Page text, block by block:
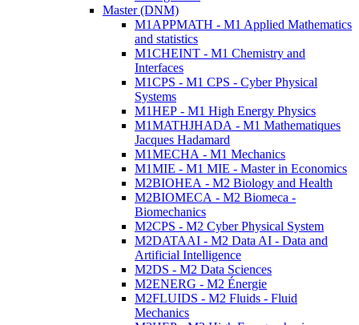
Master (DNM)
M1APPMATH - M1 Applied Mathematics
and statistics
M1CHEINT - M1 Chemistry and
Interfaces
M1CPS - M1 CPS - Cyber Physical
Systems
M1HEP - M1 High Energy Physics
M1MATHJHADA - M1 Mathematiques
Jacques Hadamard
M1MECHA - M1 Mechanics
M1MIE - M1 MIE - Master in Economics
M2BIOHEA - M2 Biology and Health
M2BIOMECA - M2 Biomeca -
Biomechanics
M2CPS - M2 Cyber Physical System
M2DATAAI - M2 Data AI - Data and
Artificial Intelligence
M2DS - M2 Data Sciences
M2ENERG - M2 Énergie
M2FLUIDS - M2 Fluids - Fluid
Mechanics